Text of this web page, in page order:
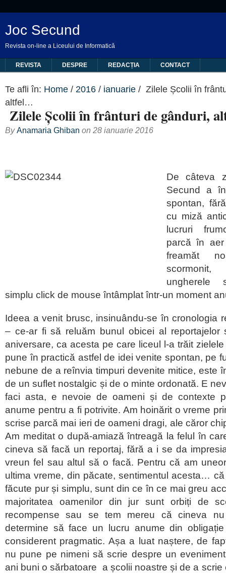
Joc Secund
Revista on-line a Liceului de Informatică
REVISTA DESPRE REDACȚIA CONTACT
Te afli în: Home / 2016 / ianuarie / Zilele Școlii în
altfel…
Zilele Școlii în frânturi de gânduri,
ByAnamaria Ghiban on 28 ianuarie 2016
De câteva
Secund a
spontan,
cu miză
lucruri
parcă în
freamăt
ungherele
simplu click de mouse întâmplat într-un moment
Ideea a venit brusc, insinuându-se în cronologia
– ce-ar fi să reluăm bunul obicei al reportajelor
aniversare, ca acesta pe care liceul l-a trăit
pune în practică astfel de idei venite spontan, pe
nebune de a reînvia timpuri devenite mitice, este
de un suflet nostalgic și de o minte ordonată. E
faci asta, e nevoie de oameni și de contexte
anume pentru a fi potrivite. Am hoinărit o vreme
scrise parcă mai ieri de oameni dragi, ale căror
Am meditat o după-amiază întreagă la felul în
cineva să facă un reportaj, fără a i se da
vreun fel sau altul să o facă. Pentru că am
ultima vreme, din păcate, sentimentul acesta…
făcute pur și simplu, sunt din ce în ce mai greu
majoritatea oamenilor din jur sunt orbiți de
recompense sau se tem mereu că cineva
determine să face un lucru anume din
considerent pragmatic. Așa a luat naștere, de
nu pune pe nimeni să scrie despre un
ani buni o sărbatoare a școlii noastre și de a scrie